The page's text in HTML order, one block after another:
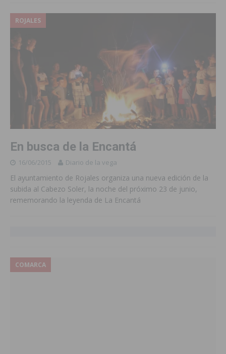
ROJALES
En busca de la Encantá
16/06/2015 Diario de la vega
El ayuntamiento de Rojales organiza una nueva edición de la
subida al Cabezo Soler, la noche del próximo 23 de junio,
rememorando la leyenda de La Encantá
COMARCA